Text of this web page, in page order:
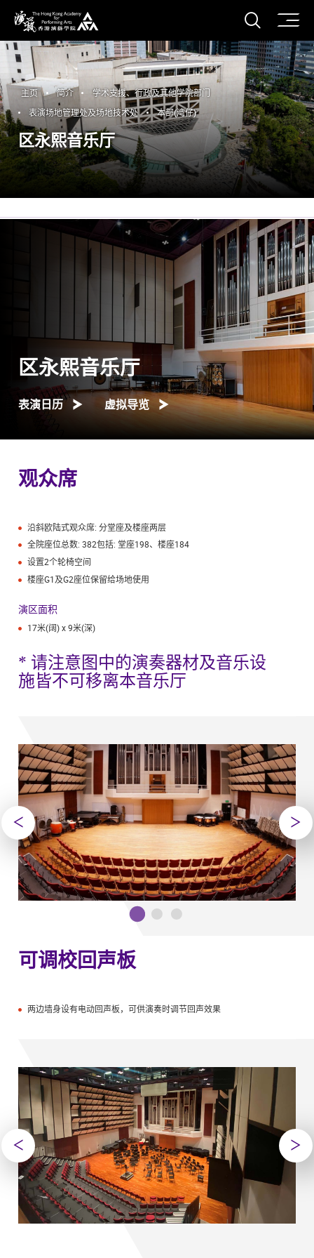
香港演艺学院
打开
主页 简介
学术支援、行政及其他学院部门
表演场地管理处及场地技术处
本部(湾仔)
区永熙音乐厅
区永熙音乐厅
表演日历 虚拟导览
观众席
沿斜欧陆式观众席: 分堂座及楼座两层
全院座位总数: 382包括: 堂座198、楼座184
设置2个轮椅空间
楼座G1及G2座位保留给场地使用
演区面积
17米(阔) x 9米(深)
* 请注意图中的演奏器材及音乐设
施皆不可移离本音乐厅
可调校回声板
两边墙身设有电动回声板，可供演奏时调节回声效果